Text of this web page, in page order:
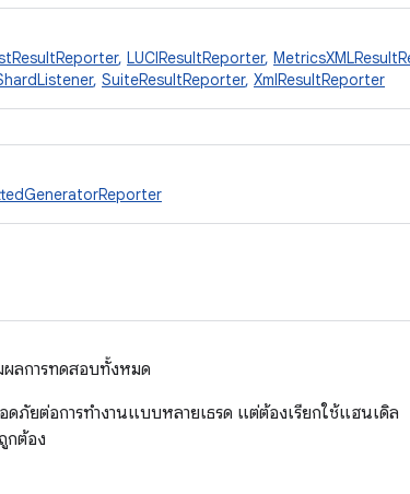
, LUCIResultReporter,
, SuiteResultReporter, XmlResultReporter
ผลการทดสอบทั้งหมด
ภัยต่อการทำงานแบบหลายเธรด แต่ต้องเรียกใช้แฮนเดิล
กต้อง